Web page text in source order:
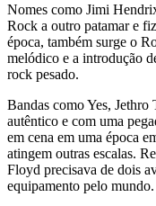
Nomes como Jimi
Rock a outro patamar e
época, também surge o
melódico e a introdução
rock pesado.
Bandas como Yes,
autêntico e com uma
em cena em uma época
atingem outras escalas.
Floyd precisava de dois
equipamento pelo mundo.